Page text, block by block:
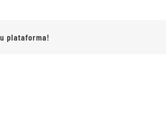
plataforma!